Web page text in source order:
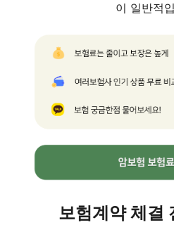
이 일반적
보험계약 체결